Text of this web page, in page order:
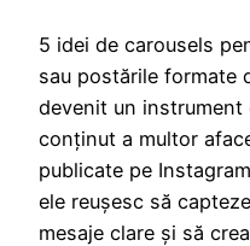
5 idei de carousels
sau postările formate
devenit un
conținut a multor
publicate pe
ele reușesc să
mesaje clare și să